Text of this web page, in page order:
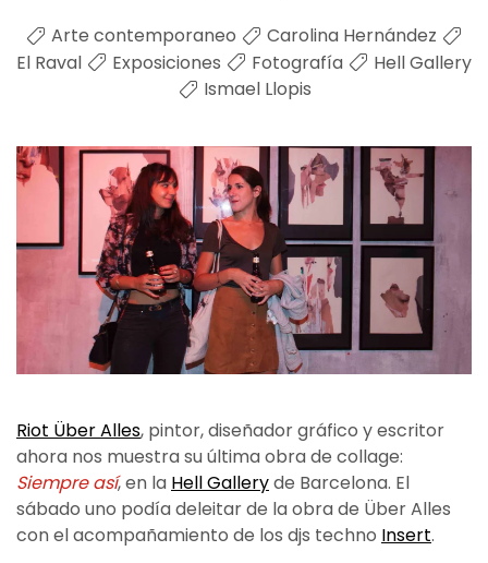
Arte contemporaneo
Carolina Hernández
El Raval
Exposiciones Fotografía
Hell Gallery
Ismael Llopis
Riot Über Alles, pintor, diseñador gráfico y escritor
ahora nos muestra su última obra de collage:
Siempre así, en la Hell Galleryde Barcelona. El
sábado uno podía deleitar de la obra de Über Alles
con el acompañamiento de los djs techno Insert.